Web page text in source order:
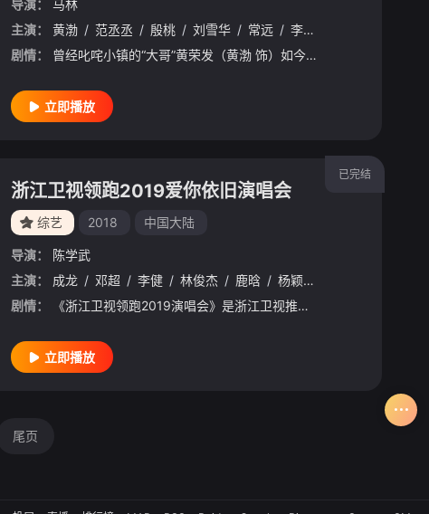
煦 / 李治廷 / 白宇帆 / 周政杰 / 高华阳 / 刘巴特尔
导演：
马林
主演：
黄渤 / 范丞丞 / 殷桃 / 刘雪华 / 常远 / 李嘉琦
剧情：
曾经叱咤小镇的“大哥”黄荣发（黄渤 饰）如今嘴硬腿软，开启人生困难模式，但他和家人都没有被命运的风浪裹挟。儿子黑狗达（范丞丞 饰）看似是黄家唯一“淡人”，暗地却密谋如何发家又“治父”；妻子陈梨珍（殷桃
立即播放
杜若溪 郭佳伊 / 金車厘子
已完结
浙江卫视领跑2019爱你依旧演唱会
综艺 2018 中国大陆
导演：
陈学武
主演：
成龙 / 邓超 / 李健 / 林俊杰 / 鹿晗 / 杨颖 /
剧情：
《浙江卫视领跑2019演唱会》是浙江卫视推出的跨年晚会，这是浙江卫视第三年打出“领跑”概念，提前一天举办“跨年演唱会”。 &nbs
立即播放
尾页